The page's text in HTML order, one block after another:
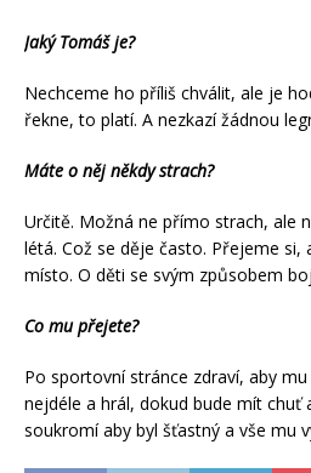
Jaký Tomáš je?
Nechceme ho příliš chválit, ale je
řekne, to platí. A nezkazí žádnou
Máte o něj někdy strach?
Určitě. Možná ne přímo strach, ale
létá. Což se děje často. Přejeme si,
místo. O děti se svým způsobem
Co mu přejete?
Po sportovní stránce zdraví, aby
nejdéle a hrál, dokud bude mít chuť
soukromí aby byl šťastný a vše mu